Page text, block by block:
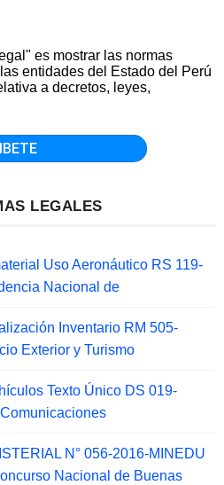
es mostrar las normas
entidades del Estado del Perú
a decretos, leyes,
LEGALES
Uso Aeronáutico RS 119-
Nacional de
Inventario RM 505-
Exterior y Turismo
Texto Único DS 019-
N° 056-2016-MINEDU
Nacional de Buenas